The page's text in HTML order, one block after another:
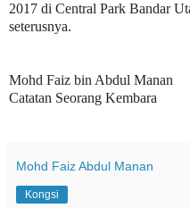
2017 di Central Park Bandar
seterusnya.
Mohd Faiz bin Abdul Manan
Catatan Seorang Kembara
Mohd Faiz Abdul Manan
Kongsi